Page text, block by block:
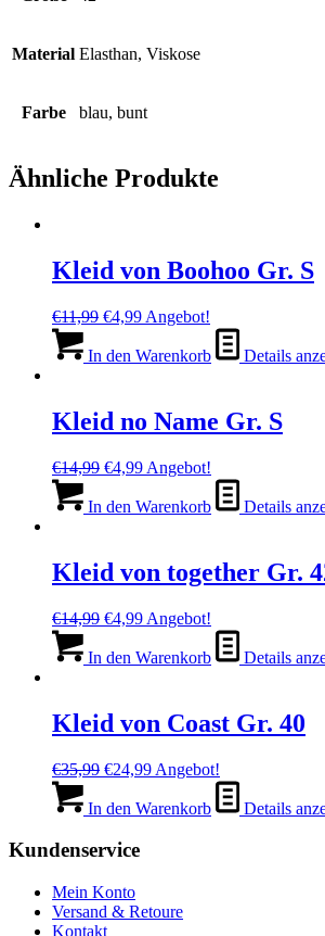
Material Elasthan, Viskose
Farbe blau, bunt
Ähnliche Produkte
Kleid von Boohoo Gr. S
€11,99 Ursprünglicher
war:
€4,99Aktueller
ist:
Angebot!
In den Warenkorb Details
Kleid no Name Gr. S
€14,99 Ursprünglicher
war:
€4,99Aktueller
ist:
Angebot!
In den Warenkorb Details
Kleid von together Gr.
€14,99 Ursprünglicher
war:
€4,99Aktueller
ist:
Angebot!
In den Warenkorb Details
Kleid von Coast Gr. 40
€35,99 Ursprünglicher
war:
€24,99Aktueller
ist:
Angebot!
In den Warenkorb Details
Kundenservice
Mein Konto
Versand & Retoure
Kontakt